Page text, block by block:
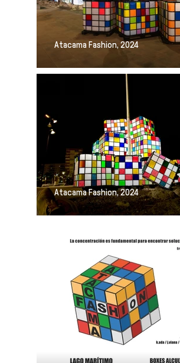
Atacama Fashion, 2024
Atacama Fashion, 2024